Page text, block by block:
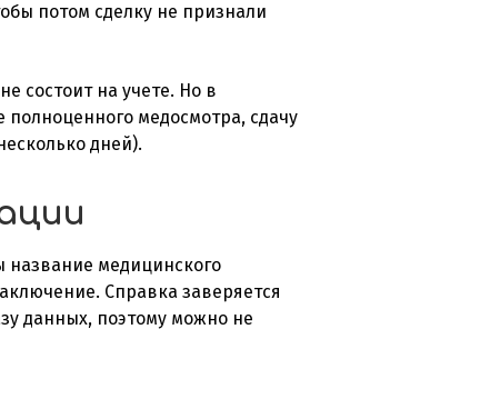
потом сделку не признали
состоит на учете. Но в
полноценного медосмотра, сдачу
дней).
название медицинского
Справка заверяется
данных, поэтому можно не